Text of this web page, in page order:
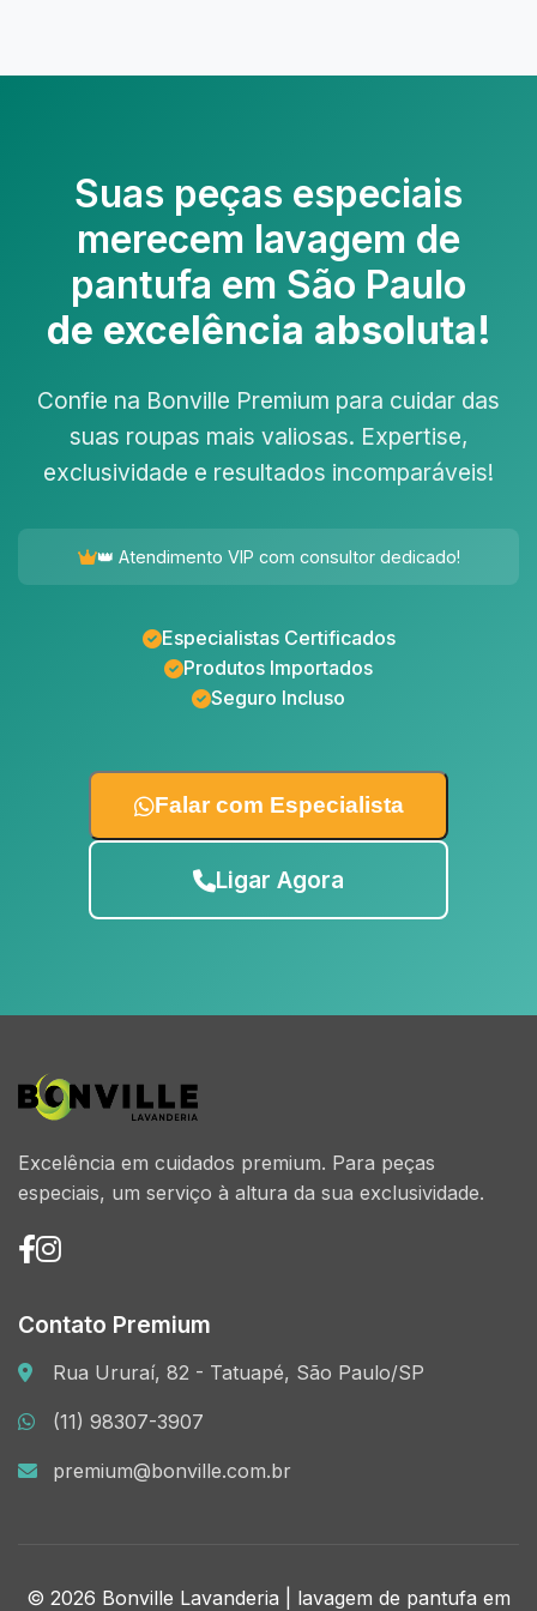
Suas peças especiais
merecem lavagem de
pantufa em São Paulo
de excelência absoluta!
Confie na Bonville Premium para cuidar das
suas roupas mais valiosas. Expertise,
exclusividade e resultados incomparáveis!
👑 Atendimento VIP com consultor dedicado!
Especialistas Certificados
Produtos Importados
Seguro Incluso
Falar com Especialista
Ligar Agora
Excelência em cuidados premium. Para peças
especiais, um serviço à altura da sua exclusividade.
Contato Premium
Rua Ururaí, 82 - Tatuapé, São Paulo/SP
(11) 98307-3907
premium@bonville.com.br
© 2026 Bonville Lavanderia | lavagem de pantufa em